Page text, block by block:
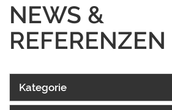
NEWS &
REFERENZEN
Kategorie